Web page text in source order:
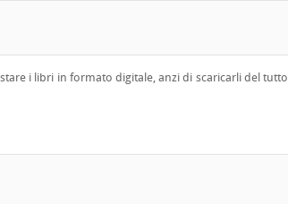
i libri in formato digitale, anzi di scaricarli del tutto